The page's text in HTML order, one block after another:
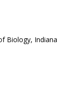
Biology, Indiana